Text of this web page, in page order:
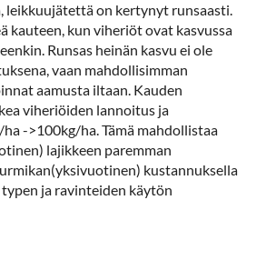
leikkuujätettä on kertynyt runsaasti.
kauteen, kun viheriöt ovat kasvussa
Runsas heinän kasvu ei ole
vaan mahdollisimman
aamusta iltaan. Kauden
viheriöiden lannoitus ja
->100kg/ha. Tämä mahdollistaa
lajikkeen paremman
kustannuksella
ja ravinteiden käytön